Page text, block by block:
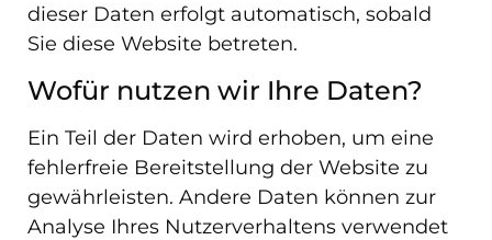
dieser Daten erfolgt automatisch, sobald
Sie diese Website betreten.
Wofür nutzen wir Ihre Daten?
Ein Teil der Daten wird erhoben, um eine
fehlerfreie Bereitstellung der Website zu
gewährleisten. Andere Daten können zur
Analyse Ihres Nutzerverhaltens verwendet